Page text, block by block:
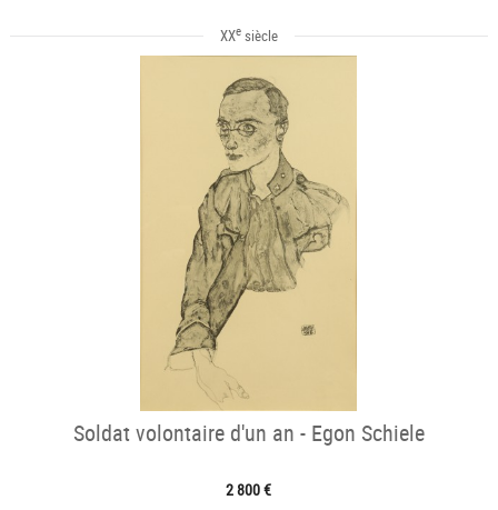
XXesiècle
Soldat volontaire d'un an - Egon Schiele
2 800 €